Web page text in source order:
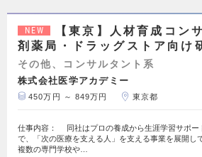
NEW
【東京】人材育成コン
剤薬局・ドラッグストア向け
その他、コンサルタント系
株式会社医学アカデミー
450万円 ～ 849万円 東京都
仕事内容： 同社はプロの養成から生涯学習サポー
で、「次の医療を支える人」を支える事業を展開し
複数の専門学校や…